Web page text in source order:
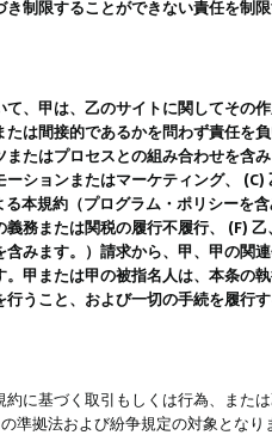
制限することができない責任を制限
、甲は、乙のサイトに関してそ
は間接的であるかを問わず責任
たはプロセスとの組み合わせを
ションまたはマーケティング、
本規約（プログラム・ポリシーを
務または関税の履行不履行、 (F)
みます。）請求から、甲、甲の
甲または甲の被指名人は、本条
うこと、および一切の手続を履行す
に基づく取引もしくは行為、ま
準拠法および紛争規定の対象となり